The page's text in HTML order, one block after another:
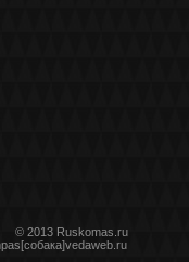
© 2013 Ruskomas.ru